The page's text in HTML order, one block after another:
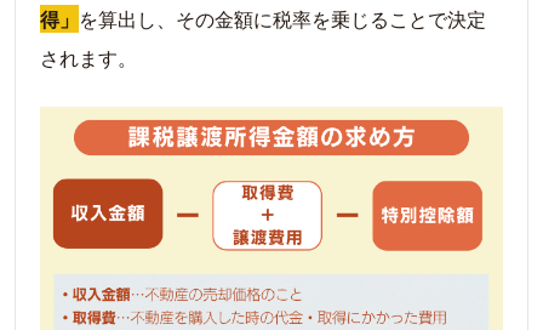
得」 を算出し、その金額に税率を乗じることで決定
されます。